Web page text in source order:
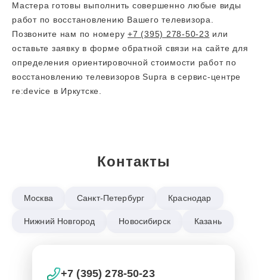
Мастера готовы выполнить совершенно любые виды
работ по восстановлению Вашего телевизора.
Позвоните нам по номеру +7 (395) 278-50-23 или
оставьте заявку в форме обратной связи на сайте для
определения ориентировочной стоимости работ по
восстановлению телевизоров Supra в сервис-центре
re:device в Иркутске.
Контакты
Москва Санкт-Петербург Краснодар
Нижний Новгород Новосибирск Казань
+7 (395) 278-50-23